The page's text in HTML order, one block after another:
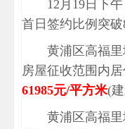
12月19日下
首日签约比例突破
黄浦区高福
房屋征收范围内
61985元/平方米(
黄浦区高福